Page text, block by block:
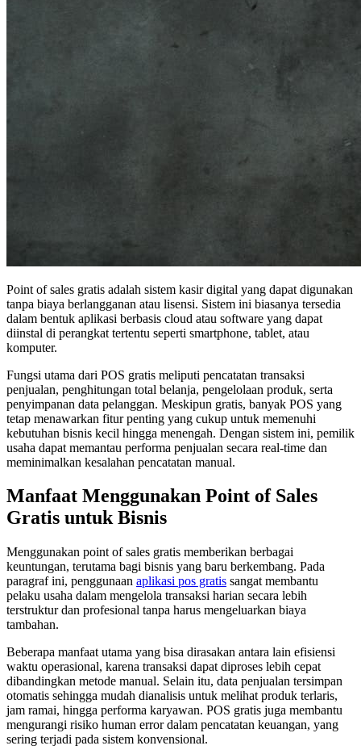
Point of sales gratis adalah sistem kasir digital yang dapat digunakan
tanpa biaya berlangganan atau lisensi. Sistem ini biasanya tersedia
dalam bentuk aplikasi berbasis cloud atau software yang dapat
diinstal di perangkat tertentu seperti smartphone, tablet, atau
komputer.
Fungsi utama dari POS gratis meliputi pencatatan transaksi
penjualan, penghitungan total belanja, pengelolaan produk, serta
penyimpanan data pelanggan. Meskipun gratis, banyak POS yang
tetap menawarkan fitur penting yang cukup untuk memenuhi
kebutuhan bisnis kecil hingga menengah. Dengan sistem ini, pemilik
usaha dapat memantau performa penjualan secara real-time dan
meminimalkan kesalahan pencatatan manual.
Manfaat Menggunakan Point of Sales
Gratis untuk Bisnis
Menggunakan point of sales gratis memberikan berbagai
keuntungan, terutama bagi bisnis yang baru berkembang. Pada
paragraf ini, penggunaan aplikasi pos gratis sangat membantu
pelaku usaha dalam mengelola transaksi harian secara lebih
terstruktur dan profesional tanpa harus mengeluarkan biaya
tambahan.
Beberapa manfaat utama yang bisa dirasakan antara lain efisiensi
waktu operasional, karena transaksi dapat diproses lebih cepat
dibandingkan metode manual. Selain itu, data penjualan tersimpan
otomatis sehingga mudah dianalisis untuk melihat produk terlaris,
jam ramai, hingga performa karyawan. POS gratis juga membantu
mengurangi risiko human error dalam pencatatan keuangan, yang
sering terjadi pada sistem konvensional.